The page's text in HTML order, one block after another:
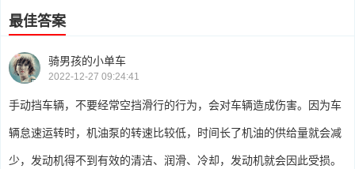
最佳答案
骑男孩的小单车
2022-12-27 09:24:41
手动挡车辆，不要经常空挡滑行的行为，会对车辆造成伤害。因为车
辆怠速运转时，机油泵的转速比较低，时间长了机油的供给量就会减
少，发动机得不到有效的清洁、润滑、冷却，发动机就会因此受损。